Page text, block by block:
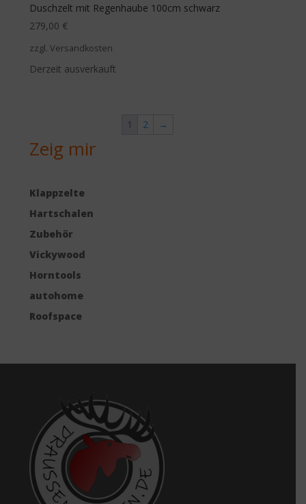
Duschzelt mit Regenhaube 100cm schwarz
279,00 €
zzgl. Versandkosten
Derzeit ausverkauft
1 2 →
Zeig mir
Klappzelte
Hartschalen
Zubehör
Vickywood
Horntools
autohome
Roofspace